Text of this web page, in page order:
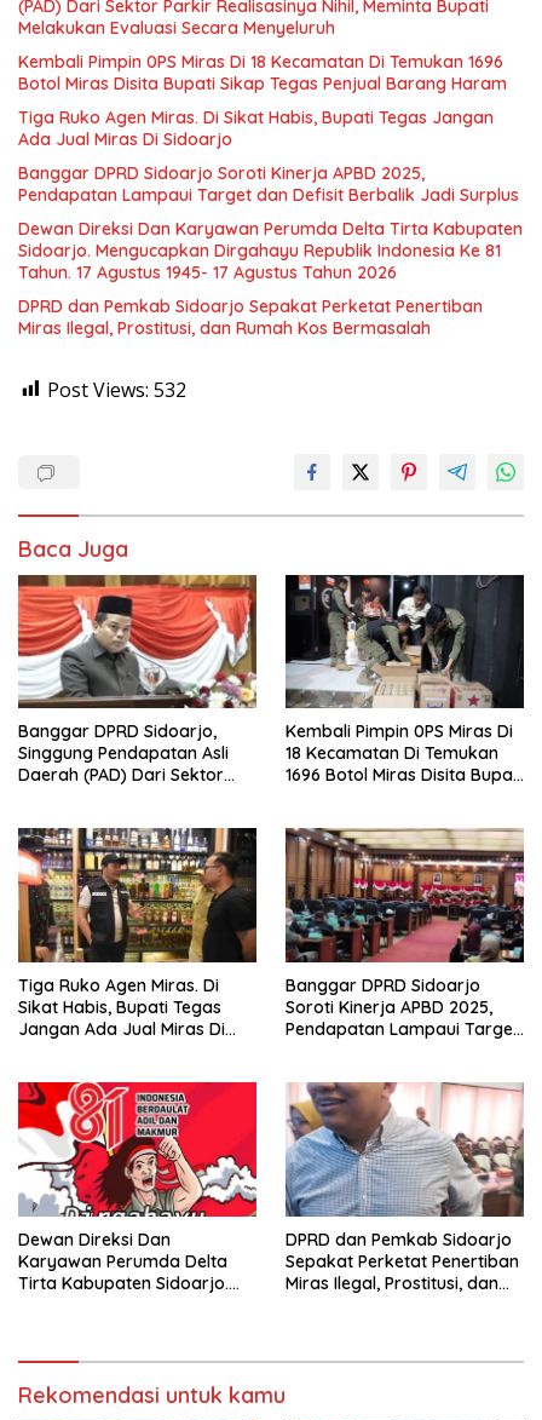
(PAD) Dari Sektor Parkir Realisasinya Nihil, Meminta Bupati
Melakukan Evaluasi Secara Menyeluruh
Kembali Pimpin 0PS Miras Di 18 Kecamatan Di Temukan 1696
Botol Miras Disita Bupati Sikap Tegas Penjual Barang Haram
Tiga Ruko Agen Miras. Di Sikat Habis, Bupati Tegas Jangan
Ada Jual Miras Di Sidoarjo
Banggar DPRD Sidoarjo Soroti Kinerja APBD 2025,
Pendapatan Lampaui Target dan Defisit Berbalik Jadi Surplus
Dewan Direksi Dan Karyawan Perumda Delta Tirta Kabupaten
Sidoarjo. Mengucapkan Dirgahayu Republik Indonesia Ke 81
Tahun. 17 Agustus 1945- 17 Agustus Tahun 2026
DPRD dan Pemkab Sidoarjo Sepakat Perketat Penertiban
Miras Ilegal, Prostitusi, dan Rumah Kos Bermasalah
Post Views: 532
Baca Juga
Banggar DPRD Sidoarjo,
Singgung Pendapatan Asli
Daerah (PAD) Dari Sektor
Evaluasi Secara Menyeluruh
Kembali Pimpin 0PS Miras Di
18 Kecamatan Di Temukan
1696 Botol Miras Disita Bupati
Tiga Ruko Agen Miras. Di
Sikat Habis, Bupati Tegas
Jangan Ada Jual Miras Di
Banggar DPRD Sidoarjo
Soroti Kinerja APBD 2025,
Pendapatan Lampaui Target
Dewan Direksi Dan
Karyawan Perumda Delta
Tirta Kabupaten Sidoarjo.
Agustus Tahun 2026
DPRD dan Pemkab Sidoarjo
Sepakat Perketat Penertiban
Miras Ilegal, Prostitusi, dan
Rekomendasi untuk kamu